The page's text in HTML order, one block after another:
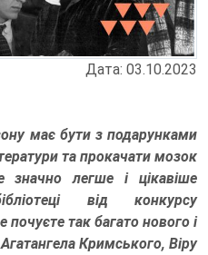
Дата: 03.10.2023
має бути з подарунками
та прокачати мозок
легше і цікавіше
від конкурсу
так багато нового і
Кримського, Віру